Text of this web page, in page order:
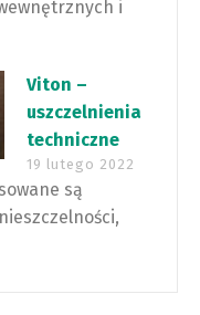
i
Viton –
uszczelnienia
techniczne
19 lutego 2022
są